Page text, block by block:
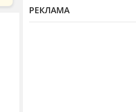
РЕКЛАМА